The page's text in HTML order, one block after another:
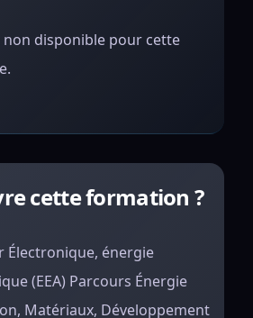
disponible pour cette
cette formation ?
Électronique, énergie
(EEA) Parcours Énergie
Matériaux, Développement